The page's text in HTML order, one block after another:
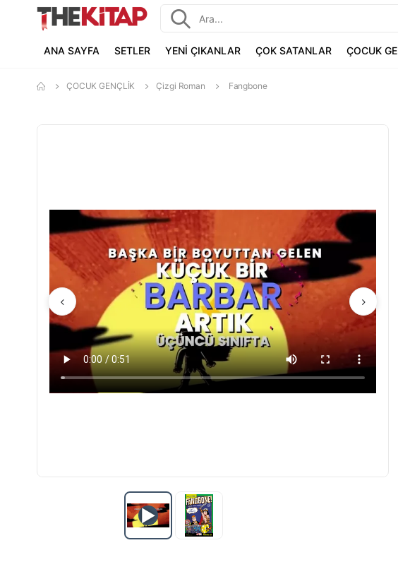
ANA SAYFA SETLER YENİ ÇIKANLAR ÇOK SATANLAR ÇOCUK
ÇOCUK GENÇLİK Çizgi Roman Fangbone
▶